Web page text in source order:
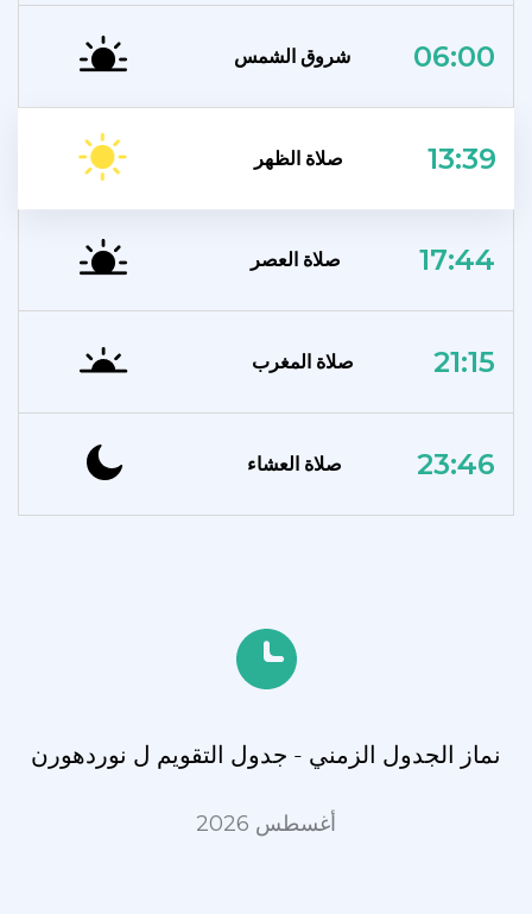
شروق الشمس 06:00
صلاة الظهر 13:39
صلاة العصر 17:44
صلاة المغرب 21:15
صلاة العشاء 23:46
نماز الجدول الزمني - جدول التقويم ل نوردهورن
أغسطس 2026